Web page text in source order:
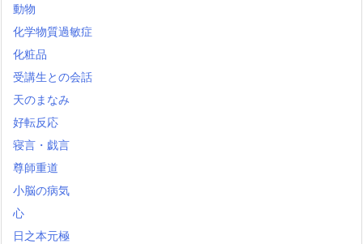
動物
化学物質過敏症
化粧品
受講生との会話
天のまなみ
好転反応
寝言・戯言
尊師重道
小脳の病気
心
日之本元極